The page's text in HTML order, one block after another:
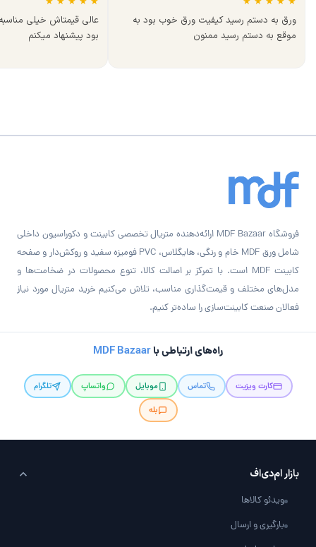
ورق به دستم رسید کیفیت ورق خوب بود به
موقع به دستم رسید ممنون
عالی قیمتاش خیلی
بود پیشنهاد میکنم
فروشگاه MDF Bazaar ارائه‌دهنده متریال تخصصی کابینت و دکوراسیون داخلی
شامل ورق MDF خام و رنگی، هایگلاس، PVC فومیزه سفید و روکش‌دار و صفحه
کابینت MDF است. با تمرکز بر اصالت کالا، تنوع محصولات در ضخامت‌ها و
مدل‌های مختلف و قیمت‌گذاری مناسب، تلاش می‌کنیم خرید متریال مورد نیاز
فعالان صنعت کابینت‌سازی را ساده‌تر کنیم.
راه‌های ارتباطی باMDF Bazaar
کارت ویزیت تماس موبایل واتساپ
تلگرام
بله
بازار ام‌دی‌اف
ویدئو کالاها
بارگیری و ارسال